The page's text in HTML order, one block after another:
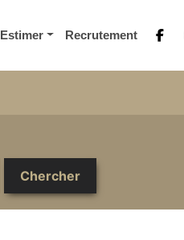
Estimer Recrutement